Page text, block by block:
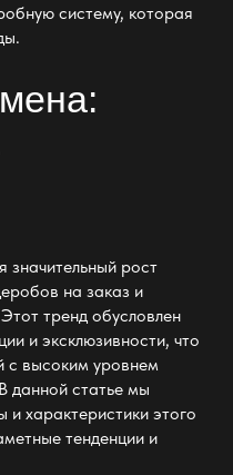
систему, которая
значительный рост
на заказ и
тренд обусловлен
и эксклюзивности, что
с высоким уровнем
данной статье мы
характеристики этого
тенденции и